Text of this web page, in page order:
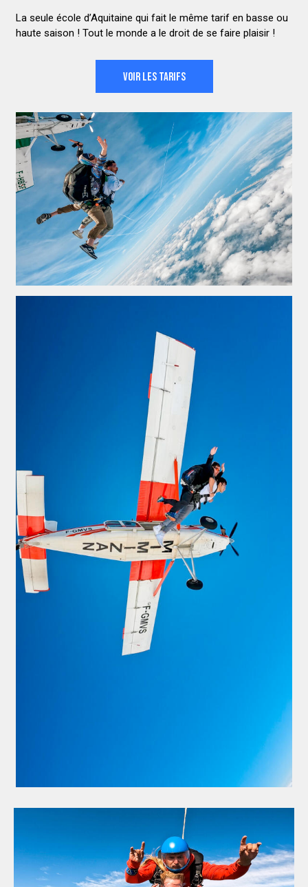
La seule école d’Aquitaine qui fait le même tarif en basse ou
haute saison ! Tout le monde a le droit de se faire plaisir !
VOIR LES TARIFS